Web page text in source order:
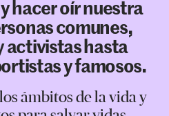
hacer oír nuestra
comunes,
activistas hasta
y famosos.
ámbitos de la vida y